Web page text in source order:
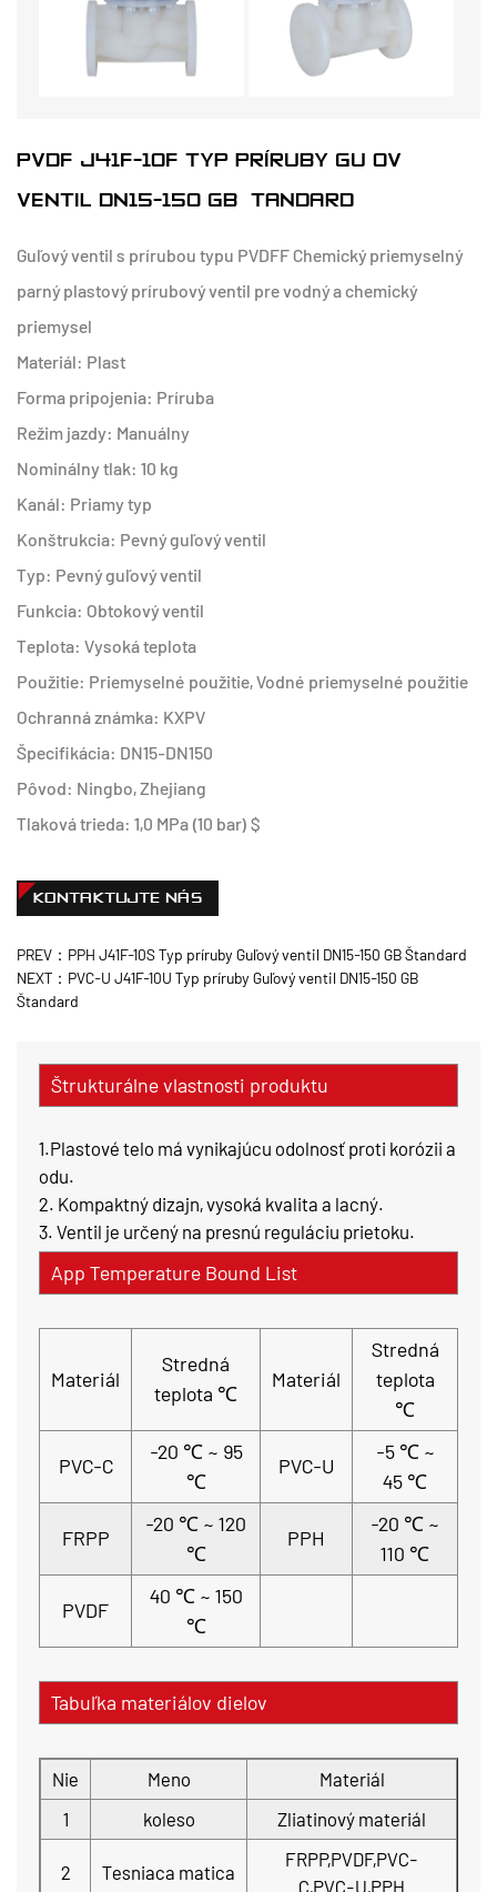
PVDF J41F-10F TYP PRÍRUBY GUĽOVÝ
VENTIL DN15-150 GB ŠTANDARD
Guľový ventil s prírubou typu PVDFF Chemický priemyselný
parný plastový prírubový ventil pre vodný a chemický
priemysel
Materiál: Plast
Forma pripojenia: Príruba
Režim jazdy: Manuálny
Nominálny tlak: 10 kg
Kanál: Priamy typ
Konštrukcia: Pevný guľový ventil
Typ: Pevný guľový ventil
Funkcia: Obtokový ventil
Teplota: Vysoká teplota
Použitie: Priemyselné použitie, Vodné priemyselné použitie
Ochranná známka: KXPV
Špecifikácia: DN15-DN150
Pôvod: Ningbo, Zhejiang
Tlaková trieda: 1,0 MPa (10 bar) $
KONTAKTUJTE NÁS
PREV：PPH J41F-10S Typ príruby Guľový ventil DN15-150 GB Štandard
NEXT：PVC-U J41F-10U Typ príruby Guľový ventil DN15-150 GB
Štandard
Štrukturálne vlastnosti produktu
1.Plastové telo má vynikajúcu odolnosť proti korózii a
odu.
2. Kompaktný dizajn, vysoká kvalita a lacný.
3. Ventil je určený na presnú reguláciu prietoku.
App Temperature Bound List
Materiál
Stredná
teplota ℃
Materiál
Stredná
teplota
℃
PVC-C
-20 ℃ ~ 95
℃
PVC-U
-5 ℃ ~
45 ℃
FRPP
-20 ℃ ~ 120
℃
PPH
-20 ℃ ~
110 ℃
PVDF
40 ℃ ~ 150
℃
Tabuľka materiálov dielov
Nie Meno
Materiál
1
koleso Zliatinový materiál
2 Tesniaca matica
FRPP,PVDF,PVC-
C,PVC-U,PPH